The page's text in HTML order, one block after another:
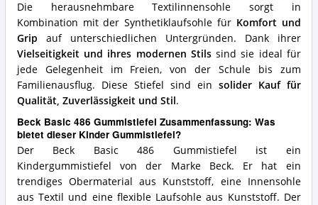
Die herausnehmbare Textilinnensohle sorgt in
Kombination mit der Synthetiklaufsohle für Komfort und
Grip auf unterschiedlichen Untergründen. Dank ihrer
Vielseitigkeit und ihres modernen Stilssind sie ideal für
jede Gelegenheit im Freien, von der Schule bis zum
Familienausflug. Diese Stiefel sind ein solider Kauf für
Qualität, Zuverlässigkeit und Stil.
Beck Basic 486 Gummistiefel Zusammenfassung: Was
bietet dieser Kinder Gummistiefel?
Der Beck Basic 486 Gummistiefel ist ein
Kindergummistiefel von der Marke Beck. Er hat ein
trendiges Obermaterial aus Kunststoff, eine Innensohle
aus Textil und eine flexible Laufsohle aus Kunststoff. Der